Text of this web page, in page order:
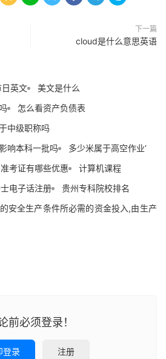
下一篇
cloud是什么意思英语
日英文
美文是什么
怎么看资产负债表
中级职称吗
响本科一批吗
多少米属于高空作业‘
准考证有哪些优惠
计算机课程
电子话注册
贵州专科院校排名
安全生产条件所必需的资金投入,由生产
前必须登录！
登录 注册